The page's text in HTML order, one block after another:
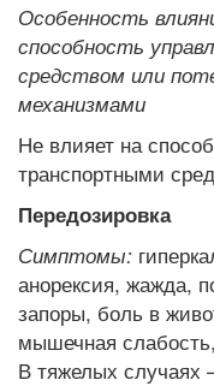
Особенность
способность
средством или
механизмами
Не влияет на
транспортными
Передозировка
Симптомы:
анорексия, жажда,
запоры, боль в
мышечная
В тяжелых случаях